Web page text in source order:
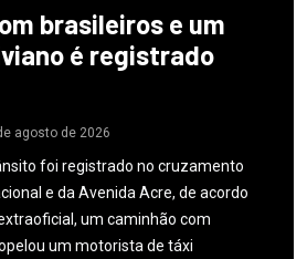
brasileiros e um
é registrado
agosto de 2026
foi registrado no cruzamento
e da Avenida Acre, de acordo
um caminhão com
um motorista de táxi